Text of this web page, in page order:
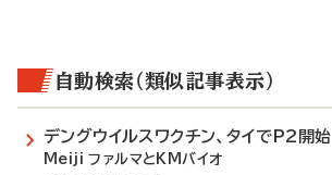
自動検索（類似記事表示）
デングウイルスワクチン、タイでP2開始
Meiji ファルマとKMバイオ